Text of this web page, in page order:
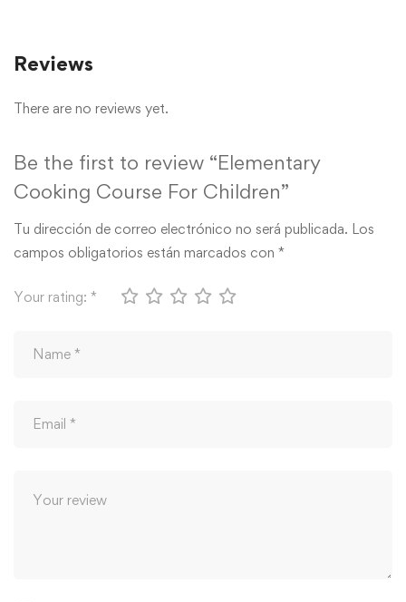
Reviews
There are no reviews yet.
Be the first to review “Elementary
Cooking Course For Children”
Tu dirección de correo electrónico no será publicada. Los
campos obligatorios están marcados con *
Your rating: *